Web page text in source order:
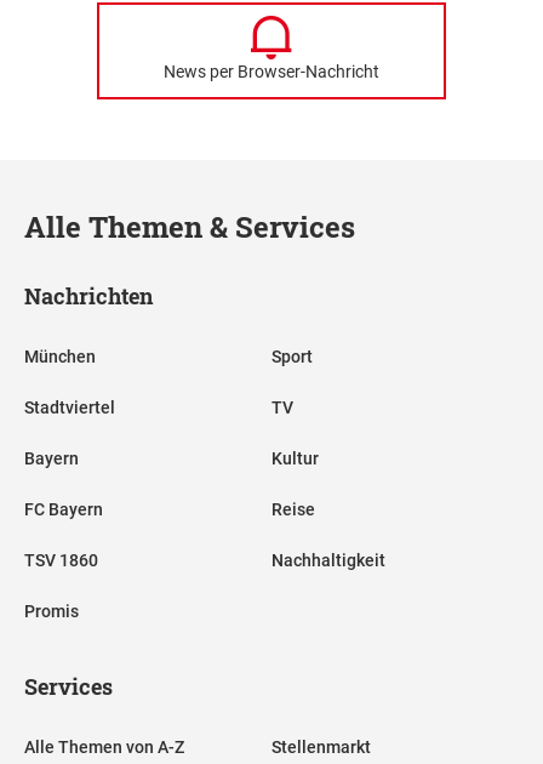
News per Browser-Nachricht
Alle Themen & Services
Nachrichten
München
Stadtviertel
Bayern
FC Bayern
TSV 1860
Promis
Sport
TV
Kultur
Reise
Nachhaltigkeit
Services
Alle Themen von A-Z Stellenmarkt